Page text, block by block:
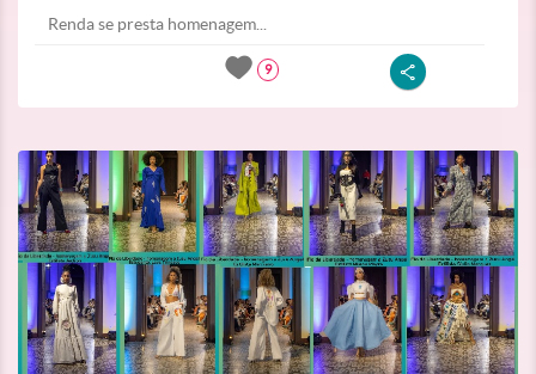
Renda se presta homenagem...
9